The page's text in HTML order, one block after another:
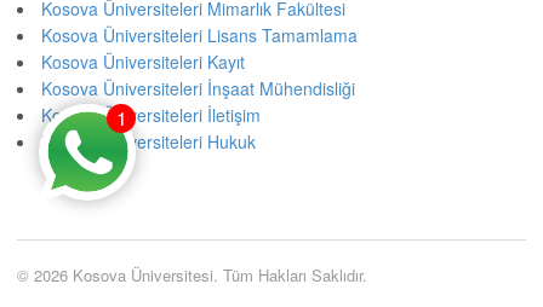
Kosova Üniversiteleri Mimarlık Fakültesi
Kosova Üniversiteleri Lisans Tamamlama
Kosova Üniversiteleri Kayıt
Kosova Üniversiteleri İnşaat Mühendisliği
Kosova Üniversiteleri İletişim
Kosova Üniversiteleri Hukuk
© 2026 Kosova Üniversitesi. Tüm Hakları Saklıdır.
1